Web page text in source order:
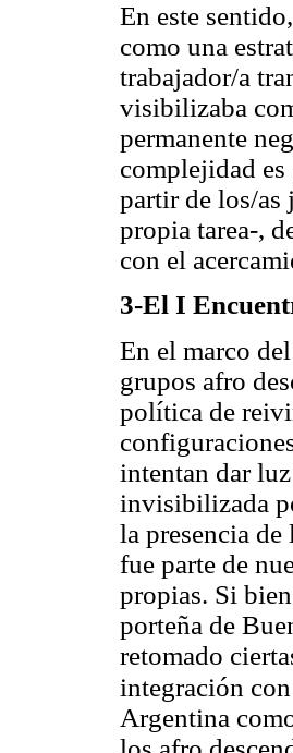
En este
como una
trabajador/a
visibilizaba
permanente
complejidad
partir de los/as
propia tarea-,
con el
3-El I
En el marco
grupos afro
política de
intentan dar
invisibilizada
la presencia
fue parte de
propias. Si
porteña de
retomado
integración
Argentina